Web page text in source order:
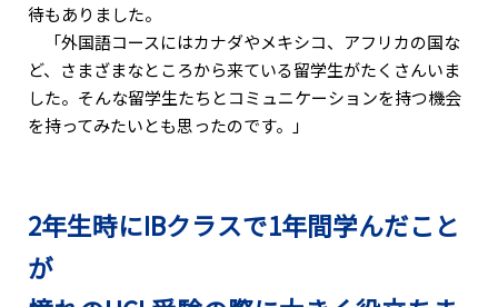
待もありました。
「外国語コースにはカナダやメキシコ、アフリカの国な
ど、さまざまなところから来ている留学生がたくさんいま
した。そんな留学生たちとコミュニケーションを持つ機会
を持ってみたいとも思ったのです。」
2年生時にIBクラスで1年間学んだこと
が